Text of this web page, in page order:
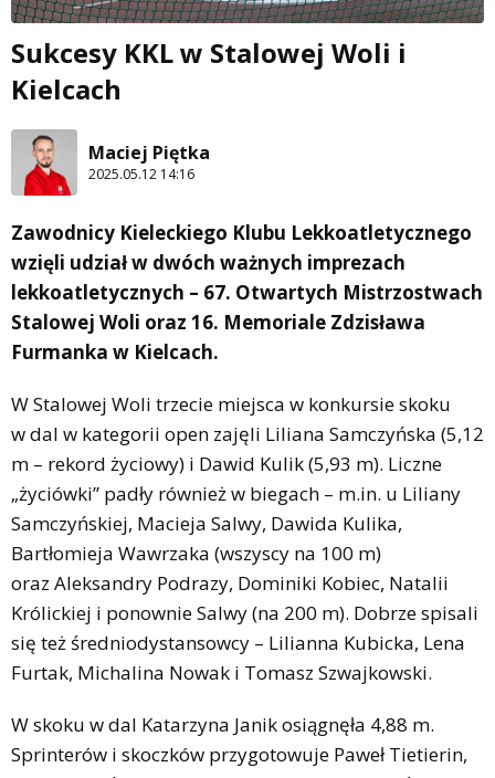
Sukcesy KKL w Stalowej Woli i
Kielcach
Maciej Piętka
2025.05.12 14:16
Zawodnicy Kieleckiego Klubu Lekkoatletycznego
wzięli udział w dwóch ważnych imprezach
lekkoatletycznych – 67. Otwartych Mistrzostwach
Stalowej Woli oraz 16. Memoriale Zdzisława
Furmanka w Kielcach.
W Stalowej Woli trzecie miejsca w konkursie skoku
w dal w kategorii open zajęli Liliana Samczyńska (5,12
m – rekord życiowy) i Dawid Kulik (5,93 m). Liczne
„życiówki” padły również w biegach – m.in. u Liliany
Samczyńskiej, Macieja Salwy, Dawida Kulika,
Bartłomieja Wawrzaka (wszyscy na 100 m)
oraz Aleksandry Podrazy, Dominiki Kobiec, Natalii
Królickiej i ponownie Salwy (na 200 m). Dobrze spisali
się też średniodystansowcy – Lilianna Kubicka, Lena
Furtak, Michalina Nowak i Tomasz Szwajkowski.
W skoku w dal Katarzyna Janik osiągnęła 4,88 m.
Sprinterów i skoczków przygotowuje Paweł Tietierin,